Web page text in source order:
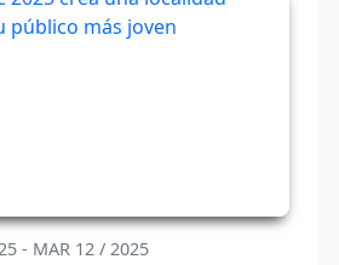
- MAR 12 / 2025